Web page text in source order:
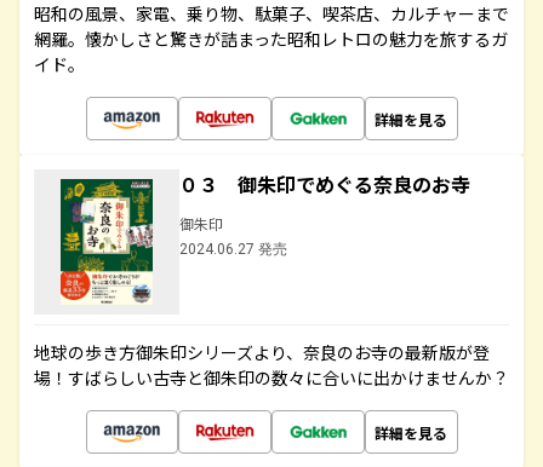
昭和の風景、家電、乗り物、駄菓子、喫茶店、カルチャーまで
網羅。懐かしさと驚きが詰まった昭和レトロの魅力を旅するガ
イド。
詳細を見る
０３ 御朱印でめぐる奈良のお寺
御朱印
2024.06.27 発売
地球の歩き方御朱印シリーズより、奈良のお寺の最新版が登
場！すばらしい古寺と御朱印の数々に合いに出かけませんか？
詳細を見る